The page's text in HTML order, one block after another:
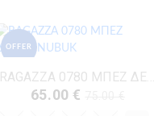
OFFER
RAGAZZA 0780 ΜΠΕΖ ΔΕΡΜΑ-NUBUK
65.00 €